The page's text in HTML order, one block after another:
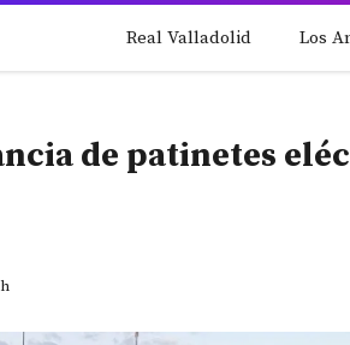
Real Valladolid Los
de patinetes